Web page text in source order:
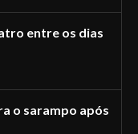
entre os dias
o sarampo após